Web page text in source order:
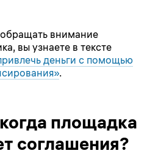
внимание
вы узнаете в тексте
деньги с помощью
.
площадка
соглашения?